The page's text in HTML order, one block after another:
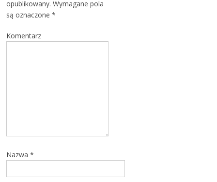
opublikowany. Wymagane pola
są oznaczone*
Komentarz
Nazwa*